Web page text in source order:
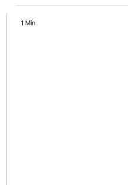
1 Min